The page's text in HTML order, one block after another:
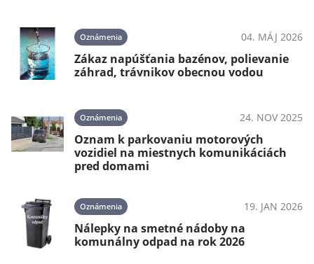
Oznámenia 04. MÁJ 2026
Zákaz napúšťania bazénov, polievanie
záhrad, trávnikov obecnou vodou
Oznámenia 24. NOV 2025
Oznam k parkovaniu motorových
vozidiel na miestnych komunikáciách
pred domami
Oznámenia 19. JAN 2026
Nálepky na smetné nádoby na
komunálny odpad na rok 2026